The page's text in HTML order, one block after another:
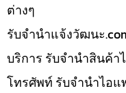
ต่างๆ
รับจํานําแจ้งวัฒนะ
บริการ รับจำนำสินค้า
โทรศัพท์ รับจำนำไอแ